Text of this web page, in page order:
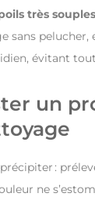
très
sans pelucher,
évitant
un
:
ne